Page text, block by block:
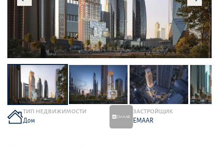
ТИП НЕДВИЖИМОСТИ
Дом
ЗАСТРОЙЩИК
EMAAR